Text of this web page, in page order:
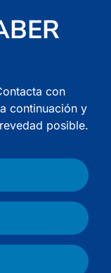
con
continuación y
posible.